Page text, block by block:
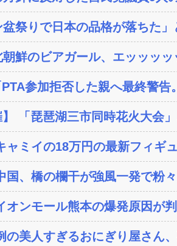
盆祭りで日本の品格が落ちた
朝鮮のビアガール、エッッッ
参加拒否した親へ最終警告
】 「琵琶湖三市同時花火大会
ャミイの18万円の最新フィギ
国、橋の欄干が強風一発で粉
オンモール熊本の爆発原因が
の美人すぎるおにぎり屋さん